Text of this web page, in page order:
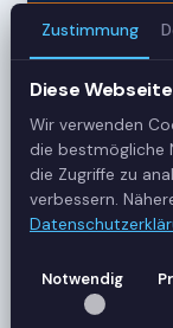
Zustimmung
Diese
Wir verwenden
die bestmögliche
die Zugriffe zu
verbessern.
Notwendig